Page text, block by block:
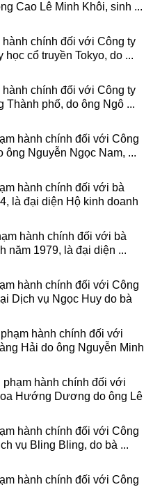
Cao Lê Minh Khôi, sinh ...
chính đối với Công ty
cổ truyền Tokyo, do ...
chính đối với Công ty
Thành phố, do ông Ngô ...
hành chính đối với Công
ông Nguyễn Ngọc Nam, ...
hành chính đối với bà
là đại diện Hộ kinh doanh
hành chính đối với bà
năm 1979, là đại diện ...
hành chính đối với Công
Dịch vụ Ngọc Huy do bà
hành chính đối với
Hải do ông Nguyễn Minh
hành chính đối với
Hướng Dương do ông Lê
hành chính đối với Công
vụ Bling Bling, do bà ...
hành chính đối với Công